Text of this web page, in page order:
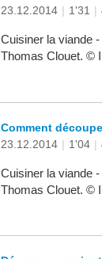
23.12.2014 | 1'31 |
Cuisiner la viande
Thomas Clouet. ©
Comment
23.12.2014 | 1'04 |
Cuisiner la viande
Thomas Clouet. ©